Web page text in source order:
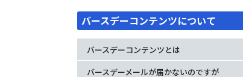
バースデーコンテンツについて
バースデーコンテンツとは
バースデーメールが届かないのですが